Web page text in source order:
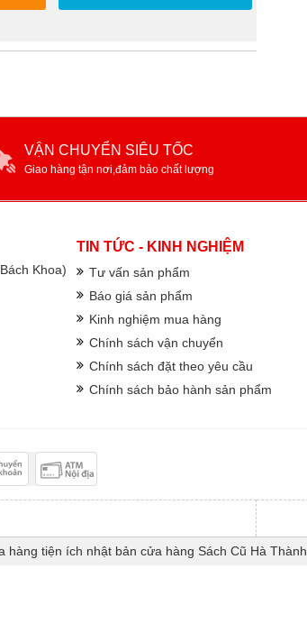
VẬN CHUYỂN SIÊU TỐC
Giao hàng tận nơi,đảm bảo chất lượng
Khoa)
TIN TỨC - KINH NGHIỆM
Tư vấn sản phẩm
Báo giá sản phẩm
Kinh nghiệm mua hàng
Chính sách vận chuyển
Chính sách đặt theo yêu cầu
Chính sách bảo hành sản phẩm
hàng tiện ích nhật bản cửa hàng Sách Cũ Hà Thành